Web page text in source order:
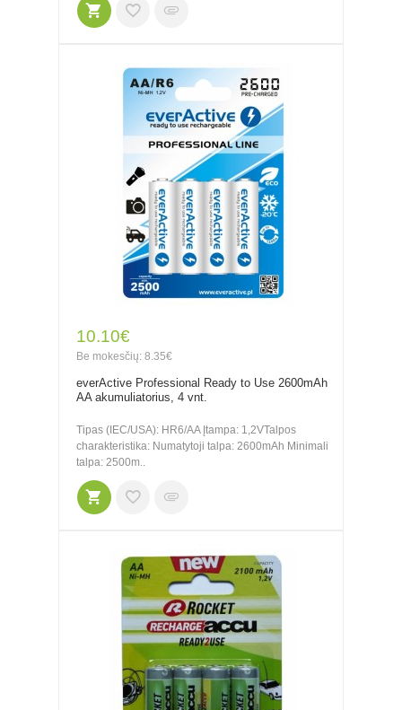
10.10€
Be mokesčių: 8.35€
everActive Professional Ready to Use 2600mAh
AA akumuliatorius, 4 vnt.
Tipas (IEC/USA): HR6/AA Įtampa: 1,2VTalpos
charakteristika: Numatytoji talpa: 2600mAh Minimali
talpa: 2500m..